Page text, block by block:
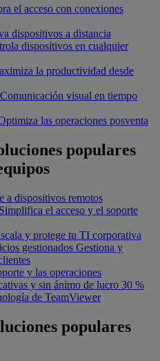
el acceso con conexiones
dispositivos a distancia
dispositivos en cualquier
la productividad desde
Comunicación visual en tiempo
las operaciones posventa
populares
a dispositivos remotos
Simplifica el acceso y el soporte
y protege tu TI corporativa
gestionados Gestiona y
y las operaciones
y sin ánimo de lucro 30 %
de TeamViewer
populares